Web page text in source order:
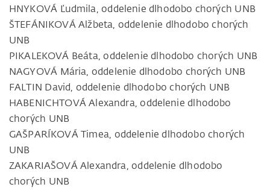
HNYKOVÁ Ľudmila, oddelenie dlhodobo chorých UNB
ŠTEFÁNIKOVÁ Alžbeta, oddelenie dlhodobo chorých
UNB
PIKALEKOVÁ Beáta, oddelenie dlhodobo chorých UNB
NAGYOVÁ Mária, oddelenie dlhodobo chorých UNB
FALTIN David, oddelenie dlhodobo chorých UNB
HABENICHTOVÁ Alexandra, oddelenie dlhodobo
chorých UNB
GAŠPARÍKOVÁ Timea, oddelenie dlhodobo chorých
UNB
ZAKARIAŠOVÁ Alexandra, oddelenie dlhodobo
chorých UNB